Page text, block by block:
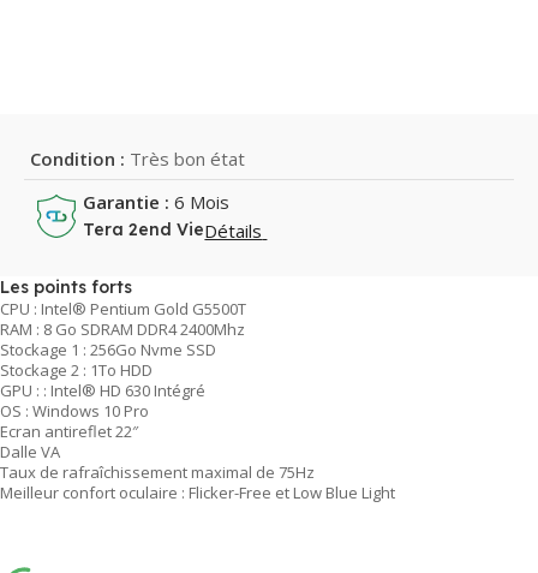
Condition : Très bon état
Garantie : 6 Mois
Tera 2end VieDétails
Les points forts
CPU : Intel® Pentium Gold G5500T
RAM : 8 Go SDRAM DDR4 2400Mhz
Stockage 1 : 256Go Nvme SSD
Stockage 2 : 1To HDD
GPU : : Intel® HD 630 Intégré
OS : Windows 10 Pro
Ecran antireflet 22″
Dalle VA
Taux de rafraîchissement maximal de 75Hz
Meilleur confort oculaire : Flicker-Free et Low Blue Light